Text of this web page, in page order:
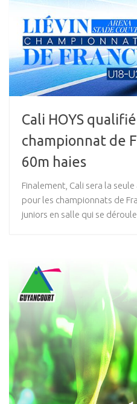
Cali HOYS
championnat de
60m haies
Finalement, Cali sera la
pour les championnats de
juniors en salle qui se